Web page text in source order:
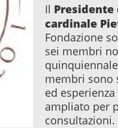
Il Presidente
cardinale
Fondazione
sei membri
membri sono
ed
ampliato per
consultazioni.